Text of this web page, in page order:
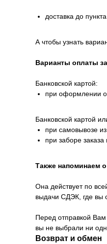
доставка до
А чтобы узнать
Варианты оплаты
Банковской картой:
при оформлении
Банковской картой
при самовывозе
при заборе
Также напоминаем
Она действует по
выдачи СДЭК, где вы
Перед отправкой Вам
вы не выбрали ни
Возврат и обмен